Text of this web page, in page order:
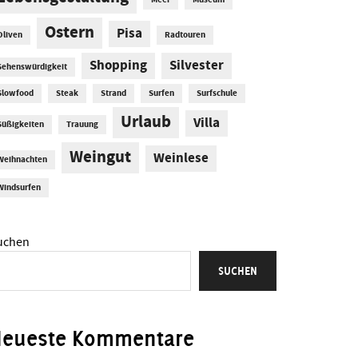
Ostern Pisa Radtouren
Shopping Silvester
Steak Strand Surfen Surfschule
Trauung Urlaub Villa
Weingut Weinlese
SUCHEN
Kommentare